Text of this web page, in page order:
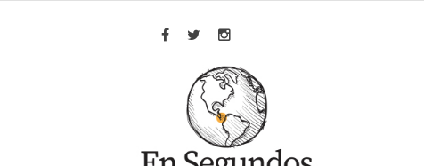
Facebook
TwitterInstagram